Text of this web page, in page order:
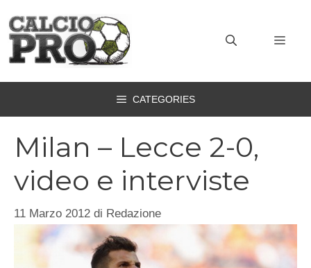
contenuto
CATEGORIES
Milan – Lecce 2-0,
video e interviste
11 Marzo 2012 di Redazione